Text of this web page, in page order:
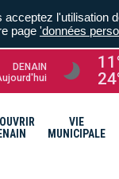
DENAIN
VIE
MUNICIPALE
page 'données